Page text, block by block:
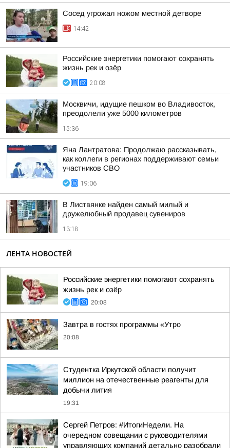
Сосед угрожал ножом местной детворе
14:42
Российские энергетики помогают сохранять
жизнь рек и озёр
20:08
Москвичи, идущие пешком во Владивосток,
преодолели уже 5000 километров
15:36
Яна Лантратова: Продолжаю рассказывать,
как коллеги в регионах поддерживают семьи
участников СВО
19:06
В Листвянке найден самый милый и
дружелюбный продавец сувениров
13:18
ЛЕНТА НОВОСТЕЙ
Российские энергетики помогают сохранять
жизнь рек и озёр
20:08
Завтра в гостях программы «Утро
20:08
Студентка Иркутской области получит
миллион на отечественные реагенты для
добычи лития
19:31
Сергей Петров: #ИтогиНедели. На
очередном совещании с руководителями
управляющих компаний детально разобрали